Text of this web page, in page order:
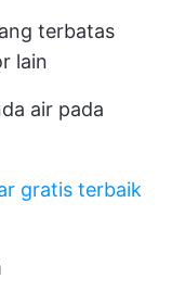
terbatas
lain
air pada
gratis terbaik